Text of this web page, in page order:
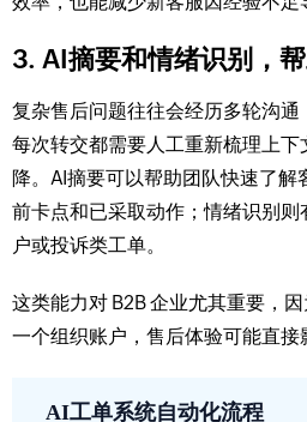
3. AI摘要和情绪识别，
复杂售后问题往往会经历多轮沟
每次转交都需要人工重新梳理上
降。AI摘要可以帮助团队快速了解
前卡点和已采取动作；情绪识别
户或投诉类工单。
这类能力对 B2B 企业尤其重要，
一个组织账户，售后体验可能直接